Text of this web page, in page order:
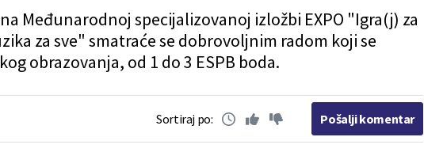
Međunarodnoj specijalizovanoj izložbi EXPO "Igra(j) za
za sve" smatraće se dobrovoljnim radom koji se
obrazovanja, od 1 do 3 ESPB boda.
Sortiraj po: Pošalji komentar